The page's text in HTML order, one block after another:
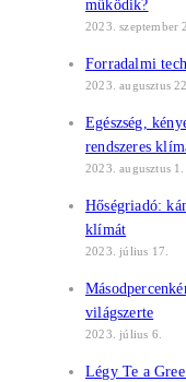
működik?
2023. szeptember 2.
Forradalmi
2023. augusztus 22.
Egészség,
rendszeres
2023. augusztus 1.
Hőségriadó:
klímát
2023. július 17.
világszerte
2023. július 6.
Légy Te a